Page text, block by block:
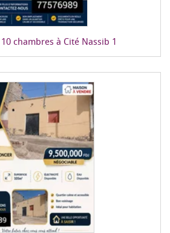
chambres à Cité Nassib 1